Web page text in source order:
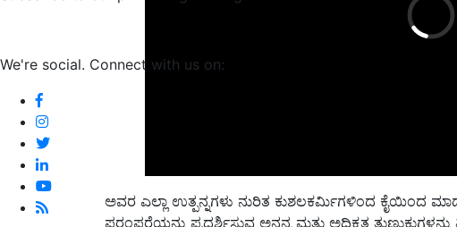
We're social. Connect with us on:
ಅವರ ಎಲ್ಲಾ ಉತ್ಪನ್ನಗಳು ನುರಿತ ಕುಶಲಕರ್ಮಿಗಳಿಂದ ಕೈಯಿಂದ
ಪರಂಪರೆಯನ್ನು ಪ್ರದರ್ಶಿಸುವ ಅನನ್ಯ ಮತ್ತು ಅಧಿಕೃತ ತುಣುಕುಗಳನ್ನು